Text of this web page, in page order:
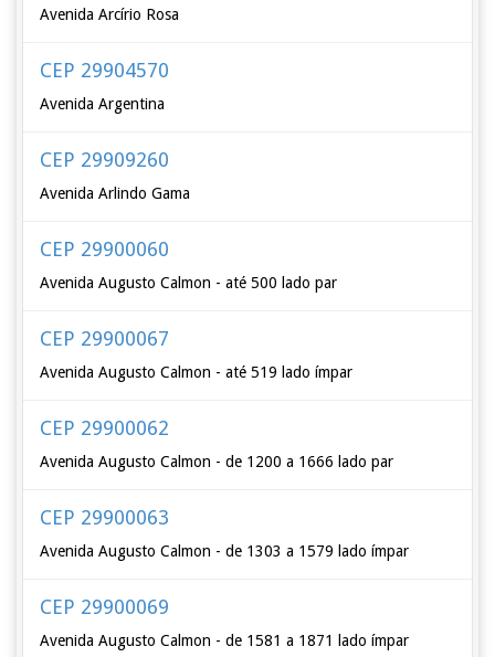
Avenida Arcírio Rosa
CEP 29904570
Avenida Argentina
CEP 29909260
Avenida Arlindo Gama
CEP 29900060
Avenida Augusto Calmon - até 500 lado par
CEP 29900067
Avenida Augusto Calmon - até 519 lado ímpar
CEP 29900062
Avenida Augusto Calmon - de 1200 a 1666 lado par
CEP 29900063
Avenida Augusto Calmon - de 1303 a 1579 lado ímpar
CEP 29900069
Avenida Augusto Calmon - de 1581 a 1871 lado ímpar